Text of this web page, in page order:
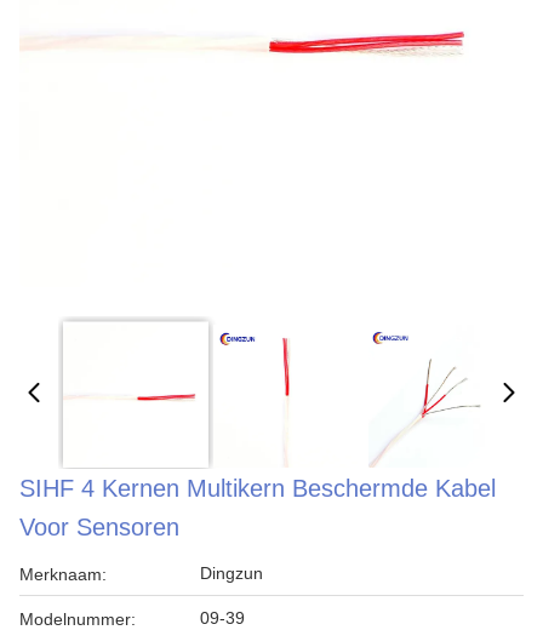
SIHF 4 Kernen Multikern Beschermde Kabel
Voor Sensoren
Merknaam: Dingzun
Modelnummer: 09-39